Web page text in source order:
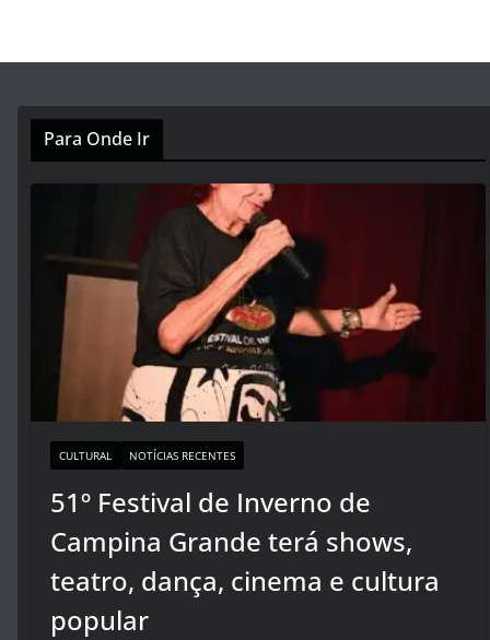
Para Onde Ir
CULTURAL NOTÍCIAS RECENTES
51º Festival de Inverno de
Campina Grande terá shows,
teatro, dança, cinema e cultura
popular